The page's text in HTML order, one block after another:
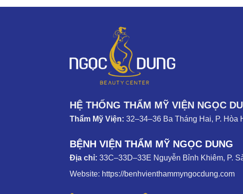
HỆ THỐNG THẨM MỸ VIỆN NGỌC
Thẩm Mỹ Viện: 32–34–36 Ba Tháng Hai, P. Hòa
BỆNH VIỆN THẨM MỸ NGỌC DUNG
Địa chỉ: 33C–33D–33E Nguyễn Bỉnh Khiêm, P.
Website: https://benhvienthammyngocdung.com